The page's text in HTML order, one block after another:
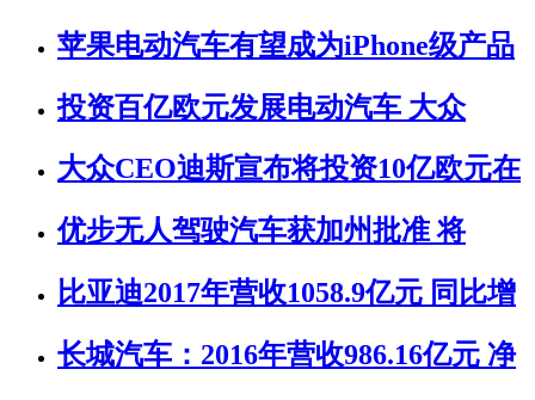
苹果电动汽车有望成为iPhone级产品
投资百亿欧元发展电动汽车 大众
大众CEO迪斯宣布将投资10亿欧元在
优步无人驾驶汽车获加州批准 将
比亚迪2017年营收1058.9亿元 同比增
长城汽车：2016年营收986.16亿元 净